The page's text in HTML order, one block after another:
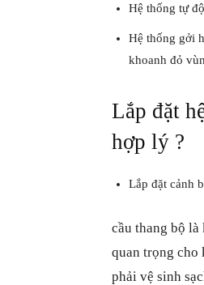
Hệ thống tự
Hệ thống gởi
khoanh đỏ
Lắp đặt
hợp lý ?
Lắp đặt cảnh
cầu thang bộ
quan trọng cho
phải vệ sinh